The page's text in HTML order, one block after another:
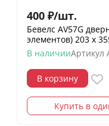
400 ₽/шт.
Бевелс AV57G
элементов) 203 х
В наличииАртикул
В корзину
Купить в